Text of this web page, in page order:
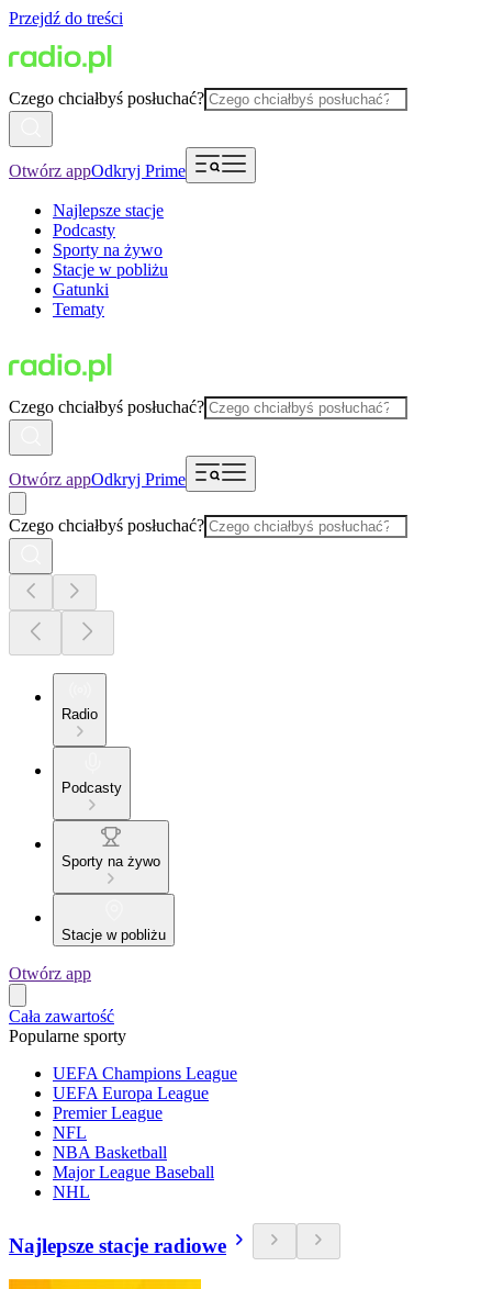
Przejdź do treści
Czego chciałbyś posłuchać?
Otwórz appOdkryj Prime
Najlepsze stacje
Podcasty
Sporty na żywo
Stacje w pobliżu
Gatunki
Tematy
Czego chciałbyś posłuchać?
Otwórz appOdkryj Prime
Czego chciałbyś posłuchać?
Radio
Podcasty
Sporty na żywo
Stacje w pobliżu
Otwórz app
Cała zawartość
Popularne sporty
UEFA Champions League
UEFA Europa League
Premier League
NFL
NBA Basketball
Major League Baseball
NHL
Najlepsze stacje radiowe